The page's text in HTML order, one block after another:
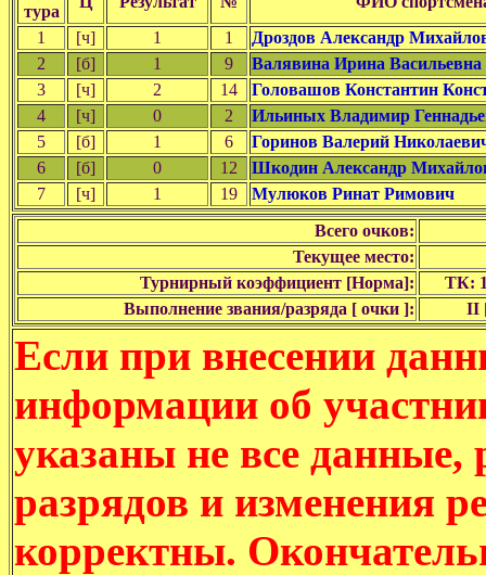
тура
1
[ч] 1 1
Дроздов Александр
2
[б] 1 9
Валявина Ирина Васильевна
3
[ч] 2 14
Головашов Константин
4
[ч] 0 2
Ильиных Владимир
5
[б] 1 6
Горинов Валерий
6
[б] 0 12
Шкодин Александр
7
[ч] 1 19
Мулюков Ринат Римович
Всего очков:
Текущее место:
Турнирный коэффициент [Норма]:
ТК:
Выполнение звания/разряда [ очки ]:
II
Если при внесении
информации об
указаны не все
разрядов и изменения
корректны.